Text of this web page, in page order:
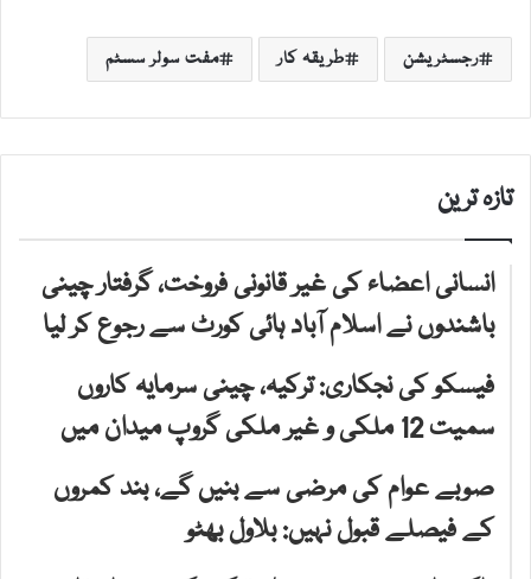
رجسٹریشن طریقہ کار مفت سولر سسٹم
تازہ ترین
انسانی اعضاء کی غیر قانونی فروخت، گرفتار چینی
باشندوں نے اسلام آباد ہائی کورٹ سے رجوع کر لیا
فیسکو کی نجکاری: ترکیہ، چینی سرمایہ کاروں
سمیت 12 ملکی و غیر ملکی گروپ میدان میں
صوبے عوام کی مرضی سے بنیں گے، بند کمروں
کے فیصلے قبول نہیں: بلاول بھٹو